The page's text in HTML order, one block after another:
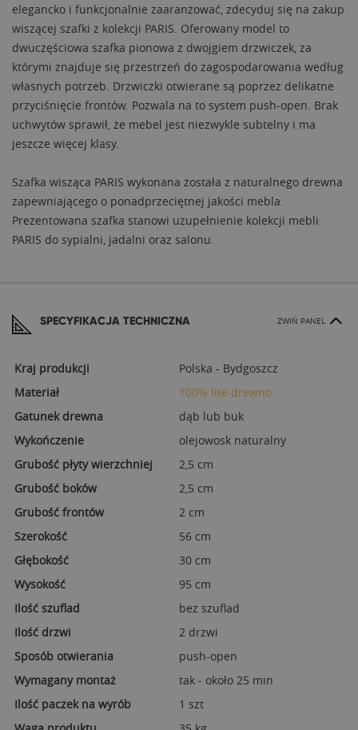
elegancko i funkcjonalnie zaaranżować, zdecyduj się na zakup
wiszącej szafki z kolekcji PARIS. Oferowany model to
dwuczęściowa szafka pionowa z dwojgiem drzwiczek, za
którymi znajduje się przestrzeń do zagospodarowania według
własnych potrzeb. Drzwiczki otwierane są poprzez delikatne
przyciśnięcie frontów. Pozwala na to system push-open. Brak
uchwytów sprawił, że mebel jest niezwykle subtelny i ma
jeszcze więcej klasy.
Szafka wisząca PARIS wykonana została z naturalnego drewna
zapewniającego o ponadprzeciętnej jakości mebla.
Prezentowana szafka stanowi uzupełnienie kolekcji mebli
PARIS do sypialni, jadalni oraz salonu.
SPECYFIKACJA TECHNICZNA ZWIŃ PANEL
Kraj produkcji
Polska - Bydgoszcz
Materiał
100% lite drewno
Gatunek drewna
dąb lub buk
Wykończenie
olejowosk naturalny
Grubość płyty wierzchniej
2,5 cm
Grubość boków
2,5 cm
Grubość frontów
2 cm
Szerokość
56 cm
Głębokość
30 cm
Wysokość
95 cm
Ilość szuflad
bez szuflad
Ilość drzwi
2 drzwi
Sposób otwierania
push-open
Wymagany montaż
tak - około 25 min
Ilość paczek na wyrób
1 szt